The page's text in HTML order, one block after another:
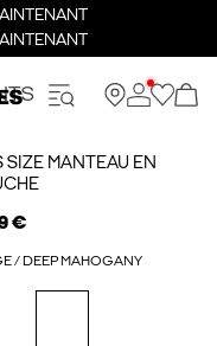
SIZE MANTEAU EN
€
/ DEEP MAHOGANY